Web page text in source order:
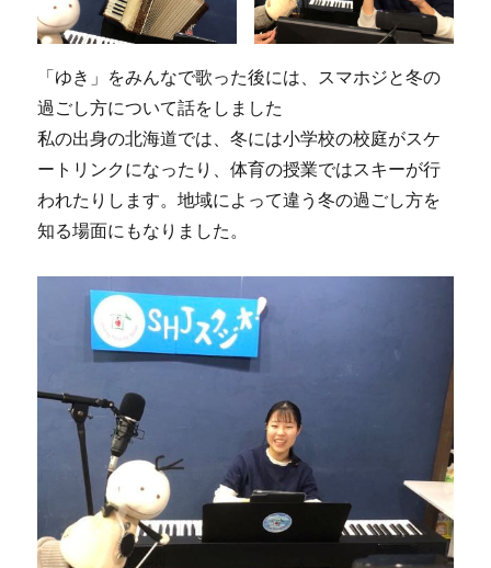
「ゆき」をみんなで歌った後には、スマホジと冬の
過ごし方について話をしました
私の出身の北海道では、冬には小学校の校庭がスケ
ートリンクになったり、体育の授業ではスキーが行
われたりします。地域によって違う冬の過ごし方を
知る場面にもなりました。